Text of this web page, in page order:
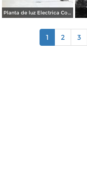
Planta de luz Electrica Colimilla. ( Fechada el 1 de Octubre de 1950 ).
1 2 3